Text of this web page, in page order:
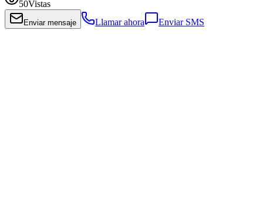
50Vistas
Enviar mensaje Llamar ahora Enviar SMS